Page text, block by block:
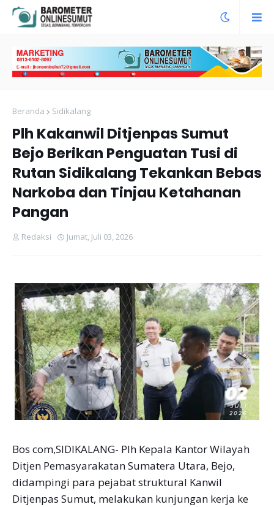
Beranda Sidikalang
Plh Kakanwil Ditjenpas Sumut
Bejo Berikan Penguatan Tusi di
Rutan Sidikalang Tekankan Bebas
Narkoba dan Tinjau Ketahanan
Pangan
Redaksi Jumat, Juli 03, 2026
Bos com,SIDIKALANG- PIh Kepala Kantor Wilayah
Ditjen Pemasyarakatan Sumatera Utara, Bejo,
didampingi para pejabat struktural Kanwil
Ditjenpas Sumut, melakukan kunjungan kerja ke